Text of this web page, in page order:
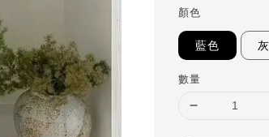
顏色
藍色
數量